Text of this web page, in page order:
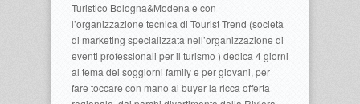
Turistico Bologna&Modena e con
l’organizzazione tecnica di Tourist Trend (società
di marketing specializzata nell’organizzazione di
eventi professionali per il turismo ) dedica 4 giorni
al tema dei soggiorni family e per giovani, per
fare toccare con mano ai buyer la ricca offerta